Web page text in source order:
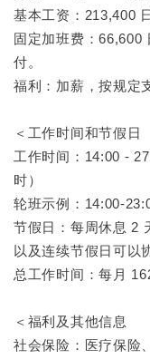
基本工资：213,400
固定加班费：66,600
付。
福利：加薪，按规定
＜工作时间和节假日
工作时间：14:00 -
时）
轮班示例：14:00-
节假日：每周休息 2
以及连续节假日可以
总工作时间：每月
＜福利及其他信息
社会保险：医疗保险